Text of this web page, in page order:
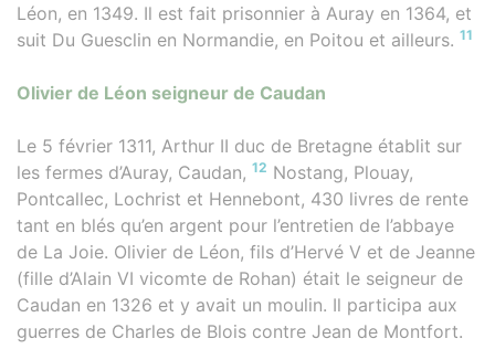
Léon, en 1349. Il est fait prisonnier à Auray en 1364, et
suit Du Guesclin en Normandie, en Poitou et ailleurs. 11
Olivier de Léon seigneur de Caudan
Le 5 février 1311, Arthur II duc de Bretagne établit sur
les fermes d’Auray, Caudan, 12 Nostang, Plouay,
Pontcallec, Lochrist et Hennebont, 430 livres de rente
tant en blés qu’en argent pour l’entretien de l’abbaye
de La Joie. Olivier de Léon, fils d’Hervé V et de Jeanne
(fille d’Alain VI vicomte de Rohan) était le seigneur de
Caudan en 1326 et y avait un moulin. Il participa aux
guerres de Charles de Blois contre Jean de Montfort.